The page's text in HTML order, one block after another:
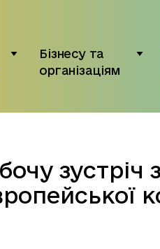
Бізнесу та
організаціям
зустріч